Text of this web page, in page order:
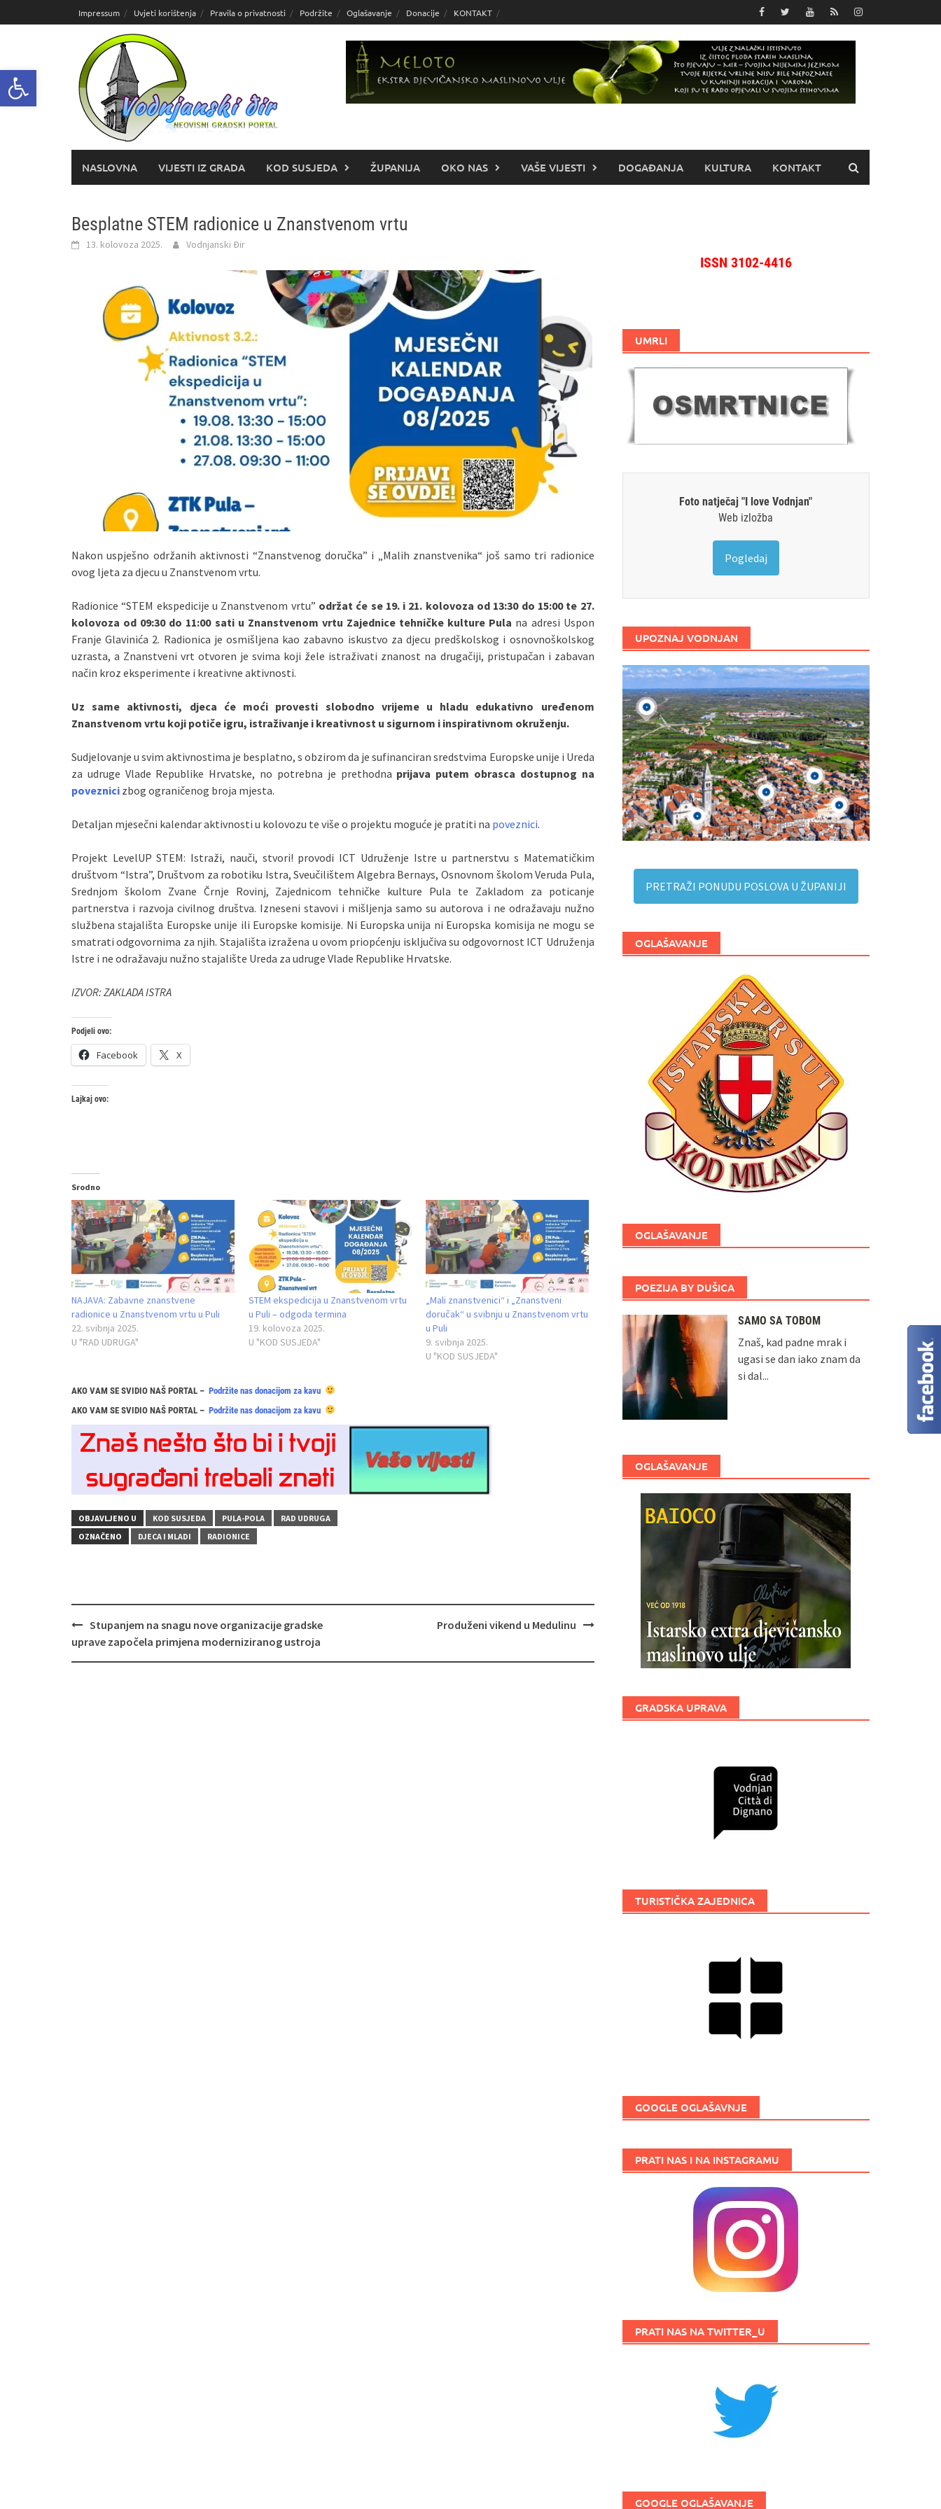
Open toolbar
do
Impressum Uvjeti korištenja Pravila o privatnosti Podržite Oglašavanje Donacije KONTAKT
NASLOVNA VIJESTI IZ GRADA KOD SUSJEDA ŽUPANIJA OKO NAS VAŠE VIJESTI DOGAĐANJA KULTURA KONTAKT
Besplatne STEM radionice u Znanstvenom vrtu
13. kolovoza 2025. Vodnjanski Đir
Nakon uspješno održanih aktivnosti “Znanstvenog doručka” i „Malih znanstvenika“ još samo tri radionice
ovog ljeta za djecu u Znanstvenom vrtu.
Radionice “STEM ekspedicije u Znanstvenom vrtu” održat će se 19. i 21. kolovoza od 13:30 do 15:00 te 27.
kolovoza od 09:30 do 11:00 sati u Znanstvenom vrtu Zajednice tehničke kulture Pula na adresi Uspon
Franje Glavinića 2. Radionica je osmišljena kao zabavno iskustvo za djecu predškolskog i osnovnoškolskog
uzrasta, a Znanstveni vrt otvoren je svima koji žele istraživati znanost na drugačiji, pristupačan i zabavan
način kroz eksperimente i kreativne aktivnosti.
Uz same aktivnosti, djeca će moći provesti slobodno vrijeme u hladu edukativno uređenom
Znanstvenom vrtu koji potiče igru, istraživanje i kreativnost u sigurnom i inspirativnom okruženju.
Sudjelovanje u svim aktivnostima je besplatno, s obzirom da je sufinanciran sredstvima Europske unije i Ureda
za udruge Vlade Republike Hrvatske, no potrebna je prethodna prijava putem obrasca dostupnog na
poveznici zbog ograničenog broja mjesta.
Detaljan mjesečni kalendar aktivnosti u kolovozu te više o projektu moguće je pratiti na poveznici.
Projekt LevelUP STEM: Istraži, nauči, stvori! provodi ICT Udruženje Istre u partnerstvu s Matematičkim
društvom “Istra”, Društvom za robotiku Istra, Sveučilištem Algebra Bernays, Osnovnom školom Veruda Pula,
Srednjom školom Zvane Črnje Rovinj, Zajednicom tehničke kulture Pula te Zakladom za poticanje
partnerstva i razvoja civilnog društva. Izneseni stavovi i mišljenja samo su autorova i ne odražavaju nužno
službena stajališta Europske unije ili Europske komisije. Ni Europska unija ni Europska komisija ne mogu se
smatrati odgovornima za njih. Stajališta izražena u ovom priopćenju isključiva su odgovornost ICT Udruženja
Istre i ne odražavaju nužno stajalište Ureda za udruge Vlade Republike Hrvatske.
IZVOR: ZAKLADA ISTRA
Podjeli ovo:
Facebook X
Lajkaj ovo:
Srodno
NAJAVA: Zabavne znanstvene
radionice u Znanstvenom vrtu u Puli
22. svibnja 2025.
U "RAD UDRUGA"
STEM ekspedicija u Znanstvenom vrtu
u Puli – odgoda termina
19. kolovoza 2025.
U "KOD SUSJEDA"
„Mali znanstvenici“ i „Znanstveni
doručak“ u svibnju u Znanstvenom vrtu
u Puli
9. svibnja 2025.
U "KOD SUSJEDA"
AKO VAM SE SVIDIO NAŠ PORTAL – Podržite nas donacijom za kavu
AKO VAM SE SVIDIO NAŠ PORTAL – Podržite nas donacijom za kavu
OBJAVLJENO U KOD SUSJEDA PULA-POLA
RAD UDRUGA
OZNAČENO
DJECA I MLADI RADIONICE
Navigacija
objava
Stupanjem na snagu nove organizacije gradske
uprave započela primjena moderniziranog ustroja
Produženi vikend u Medulinu
ISSN 3102-4416
UMRLI
Foto natječaj "I love Vodnjan"
Web izložba
Pogledaj
UPOZNAJ VODNJAN
PRETRAŽI PONUDU POSLOVA U ŽUPANIJI
OGLAŠAVANJE
OGLAŠAVANJE
POEZIJA BY DUŠICA
SAMO SA TOBOM
Znaš, kad padne mrak i
ugasi se dan iako znam da
si dal...
OGLAŠAVANJE
GRADSKA UPRAVA
TURISTIČKA ZAJEDNICA
GOOGLE OGLAŠAVNJE
PRATI NAS I NA INSTAGRAMU
PRATI NAS NA TWITTER_U
GOOGLE OGLAŠAVANJE